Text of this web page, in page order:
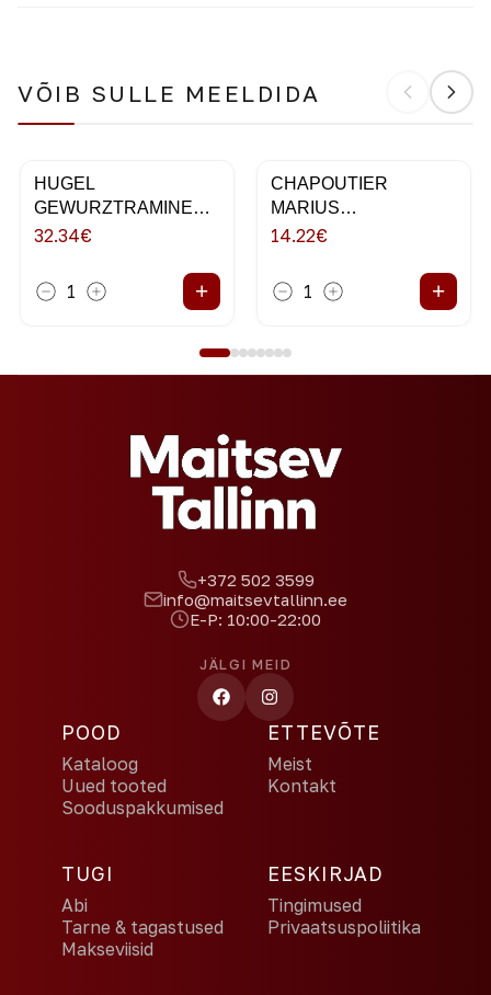
VÕIB SULLE MEELDIDA
HUGEL
GEWURZTRAMINER
75CL 2018
32.34€
1 +
CHAPOUTIER
MARIUS
VERMENTINO 75CL
14.22€
1 +
+372 502 3599
info@maitsevtallinn.ee
E-P: 10:00-22:00
JÄLGI MEID
POOD
Kataloog
Uued tooted
Sooduspakkumised
ETTEVÕTE
Meist
Kontakt
TUGI
Abi
Tarne & tagastused
Makseviisid
EESKIRJAD
Tingimused
Privaatsuspoliitika